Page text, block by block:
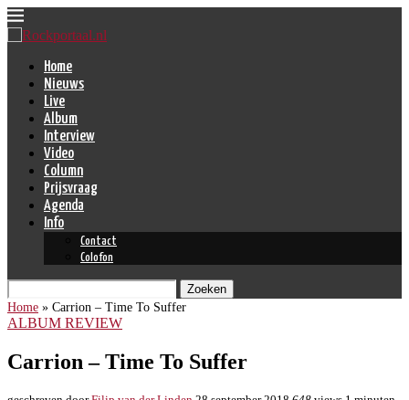
Home
Nieuws
Live
Album
Interview
Video
Column
Prijsvraag
Agenda
Info
Contact
Colofon
Zoeken
Home » Carrion – Time To Suffer
ALBUM REVIEW
Carrion – Time To Suffer